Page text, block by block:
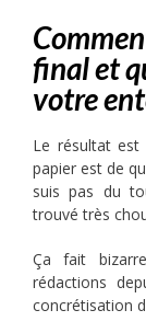
final et
votre
Le résultat est
papier est de
suis pas du
trouvé très
Ça fait
rédactions
concrétisation